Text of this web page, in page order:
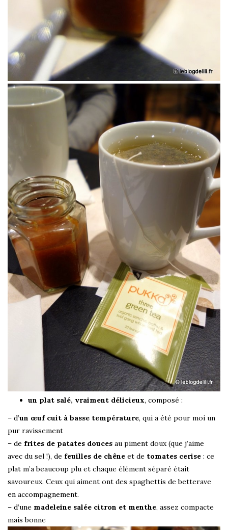
un plat salé, vraiment délicieux, composé :
– d’un œuf cuit à basse température, qui a été pour moi un
pur ravissement
– de frites de patates douces au piment doux (que j’aime
avec du sel !), de feuilles de chêne et de tomates cerise : ce
plat m’a beaucoup plu et chaque élément séparé était
savoureux. Ceux qui aiment ont des spaghettis de betterave
en accompagnement.
– d’une madeleine salée citron et menthe, assez compacte
mais bonne